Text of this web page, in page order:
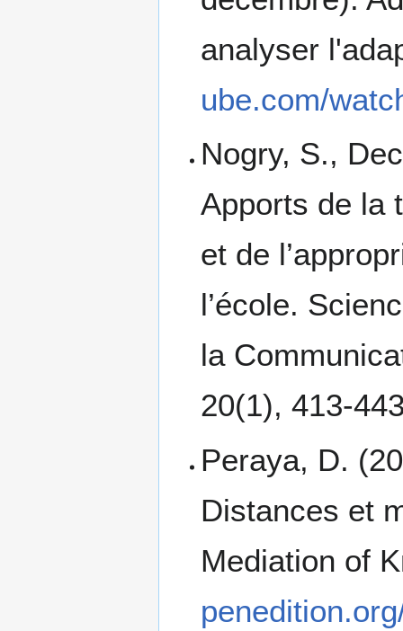
analyser
ube.com/
Nogry, S.,
Apports de la
et de
l’école.
la
20(1),
Peraya, D.
Distances et
Mediation of